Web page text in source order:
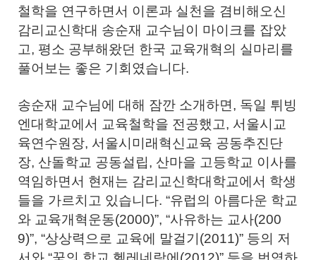
철학을 연구하면서 이론과 실천을 겸비해오신
감리교신학대 송순재 교수님이 마이크를 잡았
고, 평소 공부해왔던 한국 교육개혁의 실마리를
풀어보는 좋은 기회였습니다.
송순재 교수님에 대해 잠깐 소개하면, 독일 튀빙
엔대학교에서 교육철학을 전공했고, 서울시교
육연수원장, 서울시미래혁신교육 공동추진단
장, 산돌학교 공동설립, 산마을 고등학교 이사를
역임하면서 현재는 감리교신학대학교에서 학생
들을 가르치고 있습니다. “유럽의 아름다운 학교
와 교육개혁운동(2000)”, “사유하는 교사(200
9)”, “상상력으로 교육에 말걸기(2011)” 등의 저